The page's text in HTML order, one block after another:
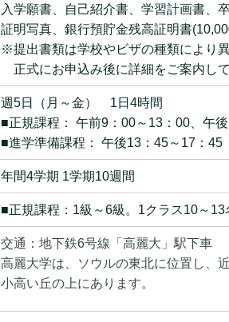
入学願書、自己紹介書、学習計画書、
証明写真、銀行預貯金残高証明書
※提出書類は学校やビザの種類により異
正式にお申込み後に詳細をご案内し
週5日（月～金） 1日4時間
■正規課程： 午前9：00～13：00、午
■進学準備課程： 午後13：45～17：45
年間4学期 1学期10週間
■正規課程：1級～6級。1クラス10～13
交通：地下鉄6号線「高麗大」駅下車
高麗大学は、ソウルの東北に位置し、
小高い丘の上にあります。